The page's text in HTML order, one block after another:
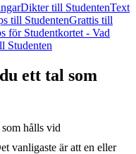
Dikter till StudentenText
till StudentenGrattis till
för Studentkortet - Vad
Studenten
ett tal som
hålls vid
vanligaste är att en eller